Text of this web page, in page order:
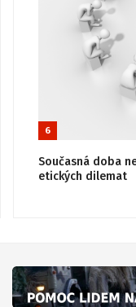
6
Současná doba
etických dilemat